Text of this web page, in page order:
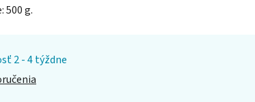
500 g.
2 - 4 týždne